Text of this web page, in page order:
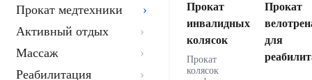
Прокат медтехники
Активный отдых
Массаж
Реабилитация
Прокат
инвалидных
колясок
Прокат
колясок
Прокат
для